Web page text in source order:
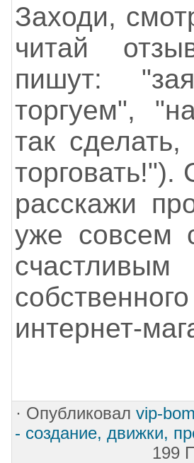
Заходи,
читай
пишут:
торгуем",
так
расскажи
уже совсем
интернет-
· Опубликовал vip-
- создание, движки,
199